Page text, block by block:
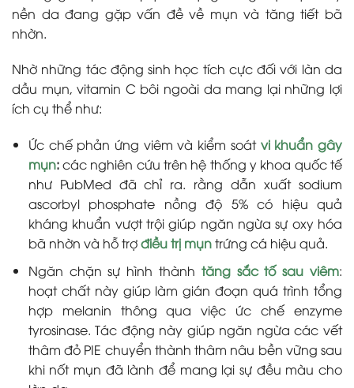
nền da đang gặp vấn đề về mụn và tăng tiết bã
nhờn.
Nhờ những tác động sinh học tích cực đối với làn da
dầu mụn, vitamin C bôi ngoài da mang lại những lợi
ích cụ thể như:
Ức chế phản ứng viêm và kiểm soát vi khuẩn gây
mụn:các nghiên cứu trên hệ thống y khoa quốc tế
như PubMed đã chỉ ra. rằng dẫn xuất sodium
ascorbyl phosphate nồng độ 5% có hiệu quả
kháng khuẩn vượt trội giúp ngăn ngừa sự oxy hóa
bã nhờn và hỗ trợđiều trị mụntrứng cá hiệu quả.
Ngăn chặn sự hình thành tăng sắc tố sau viêm:
hoạt chất này giúp làm gián đoạn quá trình tổng
hợp melanin thông qua việc ức chế enzyme
tyrosinase. Tác động này giúp ngăn ngừa các vết
thâm đỏ PIE chuyển thành thâm nâu bền vững sau
khi nốt mụn đã lành để mang lại sự đều màu cho